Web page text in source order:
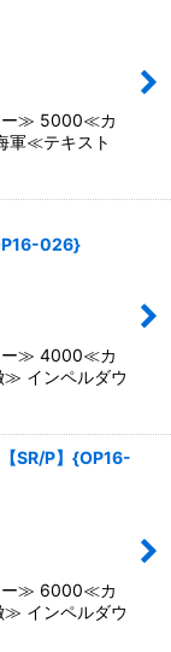
≫ 5000≪カ
≪テキスト
026}
≫ 4000≪カ
インペルダウ
SR/P】{OP16-
≫ 6000≪カ
インペルダウ